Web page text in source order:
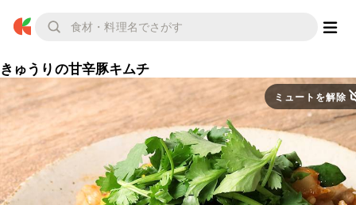
きゅうりの甘辛豚キムチ
ミュートを解除